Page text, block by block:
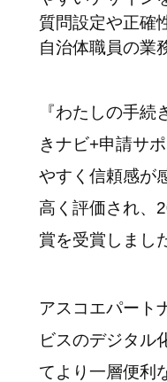
質問設定や正確
自治体職員の業
『わたしの手
きナビ+申請サ
やすく信頼感が
高く評価され、
賞を受賞しまし
アスコエパート
ビスのデジタル
てより一層便利